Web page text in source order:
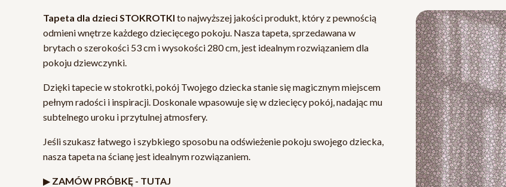
Tapeta dla dzieci STOKROTKI to najwyższej jakości produkt, który z pewnością
odmieni wnętrze każdego dziecięcego pokoju. Nasza tapeta, sprzedawana w
brytach o szerokości 53 cm i wysokości 280 cm, jest idealnym rozwiązaniem dla
pokoju dziewczynki.
Dzięki tapecie w stokrotki, pokój Twojego dziecka stanie się magicznym miejscem
pełnym radości i inspiracji. Doskonale wpasowuje się w dziecięcy pokój, nadając mu
subtelnego uroku i przytulnej atmosfery.
Jeśli szukasz łatwego i szybkiego sposobu na odświeżenie pokoju swojego dziecka,
nasza tapeta na ścianę jest idealnym rozwiązaniem.
▶ ZAMÓW PRÓBKĘ - TUTAJ